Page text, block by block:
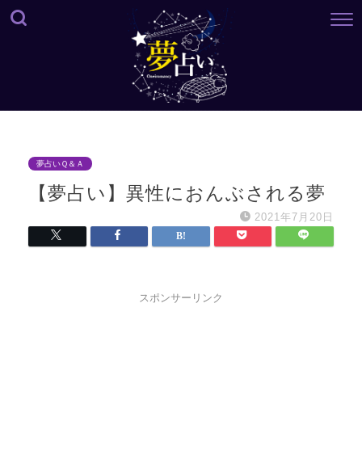
夢占いＱ＆Ａ
【夢占い】異性におんぶされる夢
2021年7月20日
スポンサーリンク